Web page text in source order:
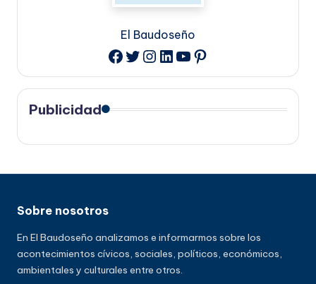
El Baudoseño
Facebook
Twitter
Instagram
LinkedIn
YouTube
Pinterest
Publicidad
Sobre nosotros
En El Baudoseño analizamos e informarmos sobre los
acontecimientos cívicos, sociales, políticos, económicos,
ambientales y culturales entre otros.